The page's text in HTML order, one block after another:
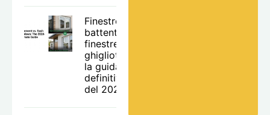
Finestre a
battente o
finestre a
ghigliottina:
la guida
definitiva
del 2026